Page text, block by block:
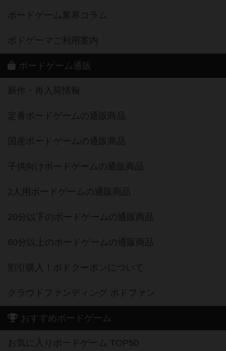
ボードゲーム業界コラム
ボドゲーマご利用案内
ボードゲーム通販
新作・再入荷情報
定番ボードゲームの通販商品
国産ボードゲームの通販商品
子供向けボードゲームの通販商品
2人用ボードゲームの通販商品
20分以下のボードゲームの通販商品
60分以上のボードゲームの通販商品
割引購入！ボドクーポンについて
クラウドファンディング ボドファン
おすすめボードゲーム
お気に入りボードゲーム TOP50